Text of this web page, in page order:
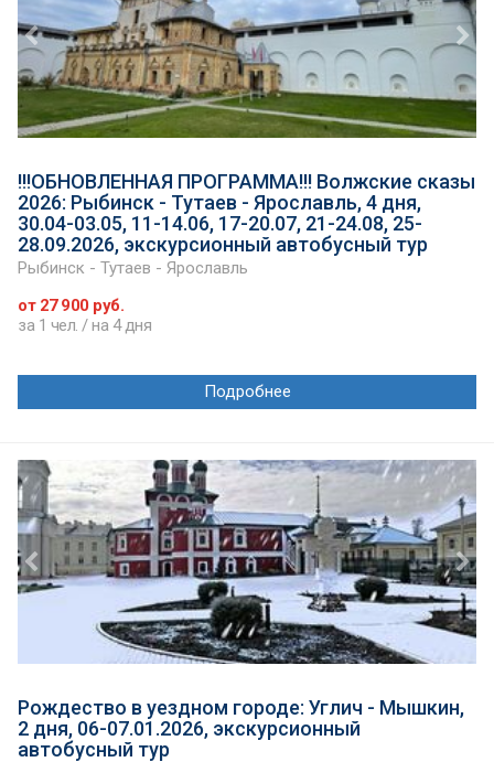
!!!ОБНОВЛЕННАЯ ПРОГРАММА!!! Волжские сказы
2026: Рыбинск - Тутаев - Ярославль, 4 дня,
30.04-03.05, 11-14.06, 17-20.07, 21-24.08, 25-
28.09.2026, экскурсионный автобусный тур
Рыбинск - Тутаев - Ярославль
от 27 900 руб.
за 1 чел. / на 4 дня
Подробнее
Рождество в уездном городе: Углич - Мышкин,
2 дня, 06-07.01.2026, экскурсионный
автобусный тур